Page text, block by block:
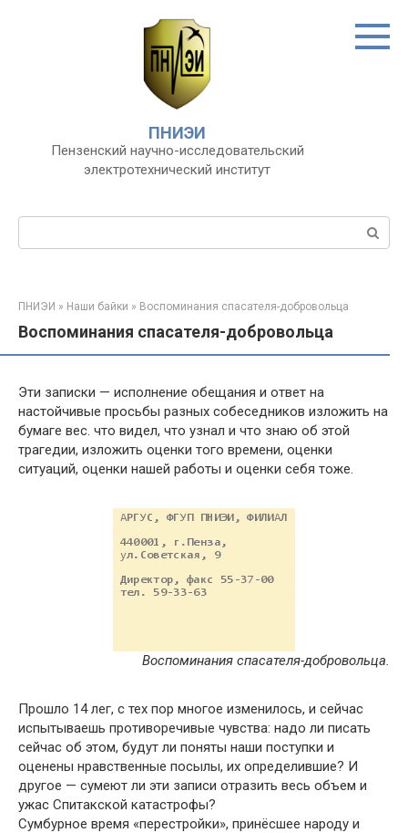
ПНИЭИ
Пензенский научно-исследовательский
электротехнический институт
Поиск:
ПНИЭИ » Наши байки » Воспоминания спасателя-добровольца
Воспоминания спасателя-добровольца
Эти записки — исполнение обещания и ответ на
настойчивые просьбы разных собеседников изложить на
бумаге вес. что видел, что узнал и что знаю об этой
трагедии, изложить оценки того времени, оценки
ситуаций, оценки нашей работы и оценки себя тоже.
Воспоминания спасателя-добровольца.
Прошло 14 лег, с тех пор многое изменилось, и сейчас
испытываешь противоречивые чувства: надо ли писать
сейчас об этом, будут ли поняты наши поступки и
оценены нравственные посылы, их определившие? И
другое — сумеют ли эти записи отразить весь объем и
ужас Спитакской катастрофы?
Сумбурное время «перестройки», принёсшее народу и